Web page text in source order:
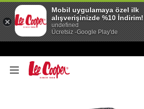
Mobil uygulamaya özel ilk
alışverişinizde %10 İndirim!
undefined
Ücretsiz -Google Play'de